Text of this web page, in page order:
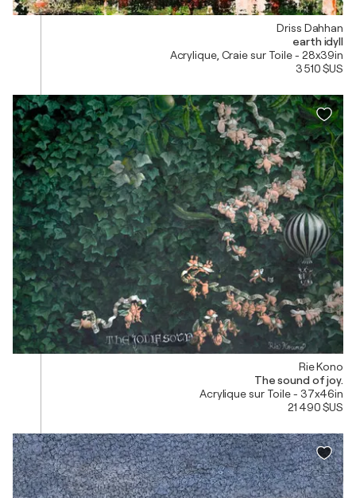
Driss Dahhan
earth idyll
Acrylique, Craie sur Toile - 28x39in
3 510 $US
Rie Kono
The sound of joy.
Acrylique sur Toile - 37x46in
21 490 $US